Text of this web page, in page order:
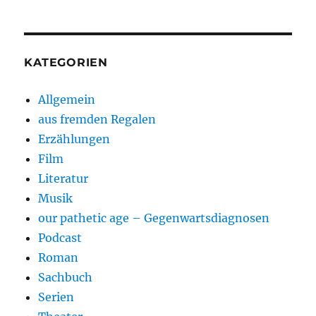
KATEGORIEN
Allgemein
aus fremden Regalen
Erzählungen
Film
Literatur
Musik
our pathetic age – Gegenwartsdiagnosen
Podcast
Roman
Sachbuch
Serien